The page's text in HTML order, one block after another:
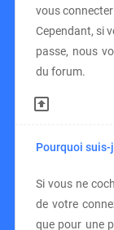
vous
Cependant, si
passe, nous
du forum.
Pourquoi
Si vous ne
de votre
que pour une